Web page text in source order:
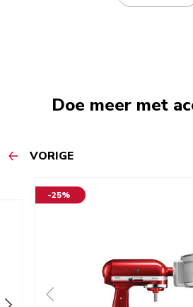
Doe meer met
VORIGE
-25%